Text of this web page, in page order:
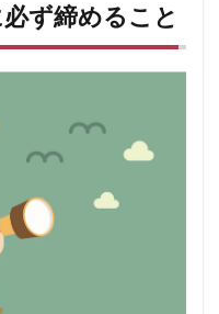
ず締めること